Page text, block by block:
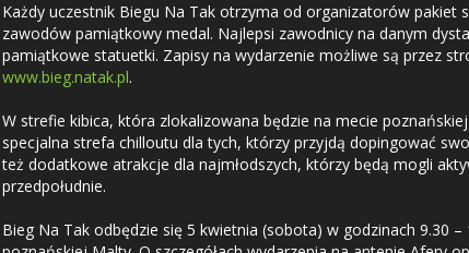
Każdy uczestnik Biegu Na Tak otrzyma od organizatorów pakiet
zawodów pamiątkowy medal. Najlepsi zawodnicy na danym
pamiątkowe statuetki. Zapisy na wydarzenie możliwe są przez
www.bieg.natak.pl.
W strefie kibica, która zlokalizowana będzie na mecie
specjalna strefa chilloutu dla tych, którzy przyjdą dopingować
też dodatkowe atrakcje dla najmłodszych, którzy będą mogli
przedpołudnie.
Bieg Na Tak odbędzie się 5 kwietnia (sobota) w godzinach 9.30 –